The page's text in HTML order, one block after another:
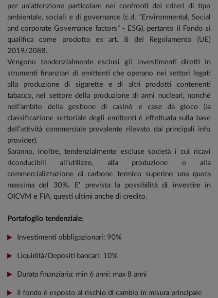
per un’attenzione particolare nei confronti dei criteri di tipo
ambientale, sociali e di governance (c.d. “Environmental, Social
and corporate Governance factors” - ESG), pertanto il Fondo si
qualifica come prodotto ex art. 8 del Regolamento (UE)
2019/2088.
Vengono tendenzialmente esclusi gli investimenti diretti in
strumenti finanziari di emittenti che operano nei settori legati
alla produzione di sigarette e di altri prodotti contenenti
tabacco, nel settore della produzione di armi nucleari, nonché
nell’ambito della gestione di casinò e case da gioco (la
classificazione settoriale degli emittenti è effettuata sulla base
dell'attività commerciale prevalente rilevato dai principali info
provider).
Saranno, inoltre, tendenzialmente escluse società i cui ricavi
riconducibili all’utilizzo, alla produzione o alla
commercializzazione di carbone termico superino una quota
massima del 30%. E' prevista la possibilità di investire in
OICVM e FIA, questi ultimi anche di credito.
Portafoglio tendenziale:
Investimenti obbligazionari: 90%
Liquidità/Depositi bancari: 10%
Durata finanziaria: min 6 anni; max 8 anni
Il fondo è esposto al rischio di cambio in misura principale